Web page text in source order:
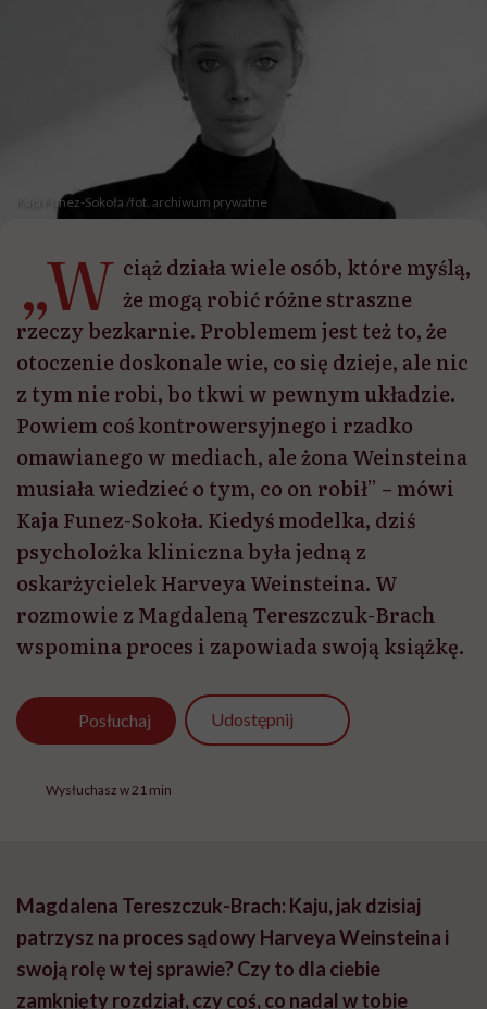
Kaja Funez-Sokoła /fot. archiwum prywatne
„W ciąż działa wiele osób, które myślą,
że mogą robić różne straszne
rzeczy bezkarnie. Problemem jest też to, że
otoczenie doskonale wie, co się dzieje, ale nic
z tym nie robi, bo tkwi w pewnym układzie.
Powiem coś kontrowersyjnego i rzadko
omawianego w mediach, ale żona Weinsteina
musiała wiedzieć o tym, co on robił” – mówi
Kaja Funez-Sokoła. Kiedyś modelka, dziś
psycholożka kliniczna była jedną z
oskarżycielek Harveya Weinsteina. W
rozmowie z Magdaleną Tereszczuk-Brach
wspomina proces i zapowiada swoją książkę.
Posłuchaj Udostępnij
Wysłuchasz w 21 min
Magdalena Tereszczuk-Brach: Kaju, jak dzisiaj
patrzysz na proces sądowy Harveya Weinsteina i
swoją rolę w tej sprawie? Czy to dla ciebie
zamknięty rozdział, czy coś, co nadal w tobie